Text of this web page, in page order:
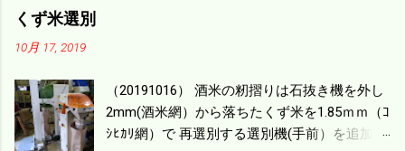
機の容量、籾摺りの能力などのバランスの問
題で 今の機種で満足している。 というより買
った時はまだ耕作面積が少なく手が出せ 無か
くず米選別
10月 17, 2019
（20191016） 酒米の籾摺りは石抜き機を外し
2mm(酒米網）から落ちたくず米を1.85ｍｍ（ｺ
ｼﾋｶﾘ網）で 再選別する選別機(手前）を追加す